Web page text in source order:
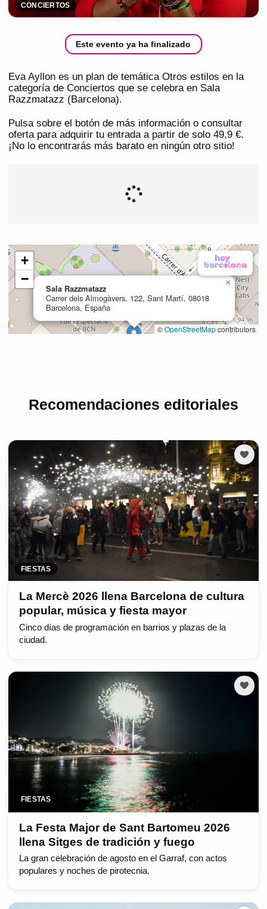
CONCIERTOS
Este evento ya ha finalizado
Eva Ayllon es un plan de temática Otros estilos en la
categoría de Conciertos que se celebra en Sala
Razzmatazz (Barcelona).
Pulsa sobre el botón de más información o consultar
oferta para adquirir tu entrada a partir de solo 49,9 €.
¡No lo encontrarás más barato en ningún otro sitio!
Recomendaciones editoriales
FIESTAS
La Mercè 2026 llena Barcelona de cultura
popular, música y fiesta mayor
Cinco días de programación en barrios y plazas de la
ciudad.
FIESTAS
La Festa Major de Sant Bartomeu 2026
llena Sitges de tradición y fuego
La gran celebración de agosto en el Garraf, con actos
populares y noches de pirotecnia.